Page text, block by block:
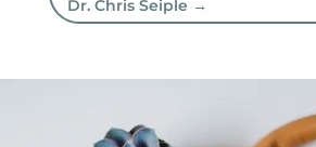
Dr. Chris Seiple →